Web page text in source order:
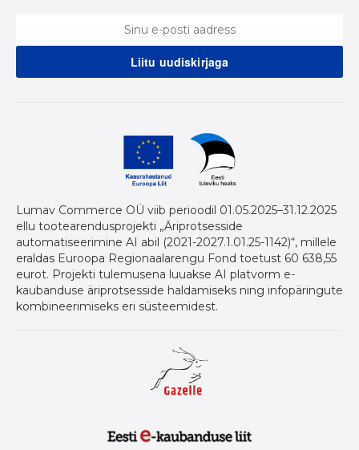
Lumav Commerce OÜ viib perioodil 01.05.2025–31.12.2025
ellu tootearendusprojekti „Äriprotsesside
automatiseerimine AI abil (2021-2027.1.01.25-1142)“, millele
eraldas Euroopa Regionaalarengu Fond toetust 60 638,55
eurot. Projekti tulemusena luuakse AI platvorm e-
kaubanduse äriprotsesside haldamiseks ning infopäringute
kombineerimiseks eri süsteemidest.